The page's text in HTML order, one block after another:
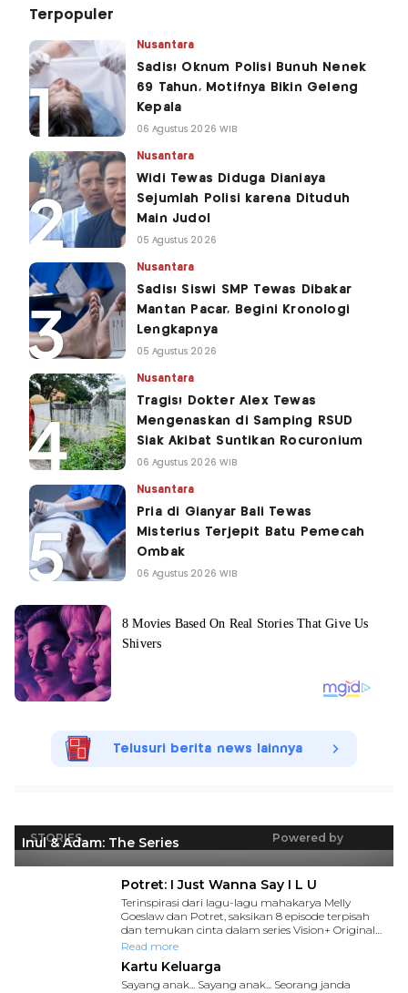
Terpopuler
Nusantara
Sadis! Oknum Polisi Bunuh Nenek
69 Tahun, Motifnya Bikin Geleng
Kepala
06 Agustus 2026 WIB
Nusantara
Widi Tewas Diduga Dianiaya
Sejumlah Polisi karena Dituduh
Main Judol
05 Agustus 2026
Nusantara
Sadis! Siswi SMP Tewas Dibakar
Mantan Pacar, Begini Kronologi
Lengkapnya
05 Agustus 2026
Nusantara
Tragis! Dokter Alex Tewas
Mengenaskan di Samping RSUD
Siak Akibat Suntikan Rocuronium
06 Agustus 2026 WIB
Nusantara
Pria di Gianyar Bali Tewas
Misterius Terjepit Batu Pemecah
Ombak
06 Agustus 2026 WIB
Telusuri berita news lainnya